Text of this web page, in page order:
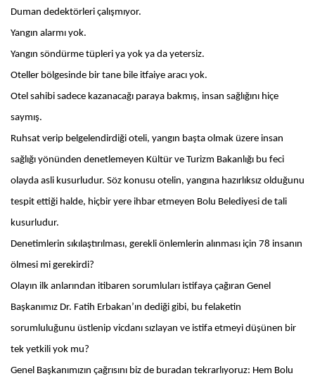
Duman dedektörleri çalışmıyor.
Yangın alarmı yok.
Yangın söndürme tüpleri ya yok ya da yetersiz.
Oteller bölgesinde bir tane bile itfaiye aracı yok.
Otel sahibi sadece kazanacağı paraya bakmış, insan sağlığını hiçe
saymış.
Ruhsat verip belgelendirdiği oteli, yangın başta olmak üzere insan
sağlığı yönünden denetlemeyen Kültür ve Turizm Bakanlığı bu feci
olayda asli kusurludur. Söz konusu otelin, yangına hazırlıksız olduğunu
tespit ettiği halde, hiçbir yere ihbar etmeyen Bolu Belediyesi de tali
kusurludur.
Denetimlerin sıkılaştırılması, gerekli önlemlerin alınması için 78 insanın
ölmesi mi gerekirdi?
Olayın ilk anlarından itibaren sorumluları istifaya çağıran Genel
Başkanımız Dr. Fatih Erbakan’ın dediği gibi, bu felaketin
sorumluluğunu üstlenip vicdanı sızlayan ve istifa etmeyi düşünen bir
tek yetkili yok mu?
Genel Başkanımızın çağrısını biz de buradan tekrarlıyoruz: Hem Bolu